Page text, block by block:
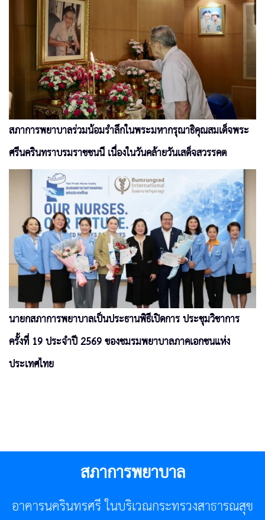
สภาการพยาบาลร่วมน้อมรำลึกในพระมหากรุณาธิคุณสมเด็จพระ
ศรีนครินทราบรมราชชนนี เนื่องในวันคล้ายวันเสด็จสวรรคต
นายกสภาการพยาบาลเป็นประธานพิธีเปิดการ ประชุมวิชาการ
ครั้งที่ 19 ประจำปี 2569 ของชมรมพยาบาลภาคเอกชนแห่ง
ประเทศไทย
สภาการพยาบาล
อาคารนครินทรศรี ในบริเวณกระทรวงสาธารณสุข